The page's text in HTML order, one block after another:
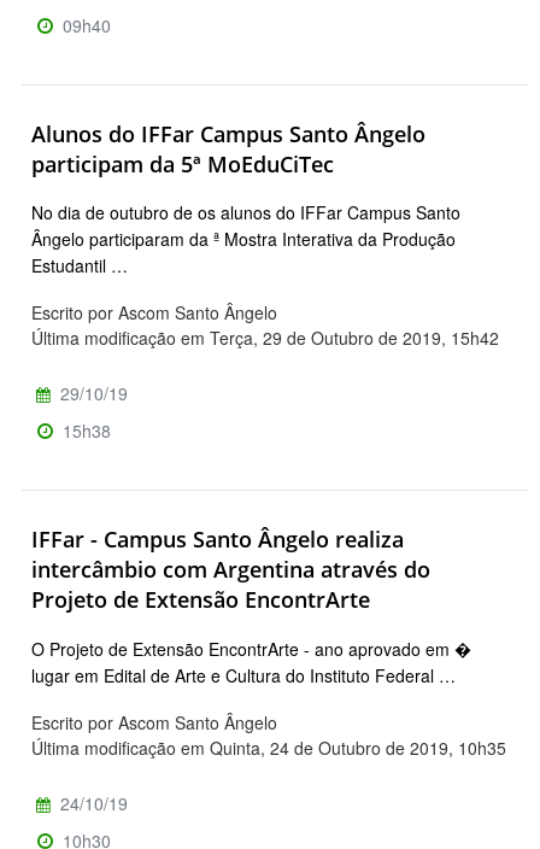
09h40
Alunos do IFFar Campus Santo Ângelo
participam da 5ª MoEduCiTec
No dia de outubro de os alunos do IFFar Campus Santo
Ângelo participaram da ª Mostra Interativa da Produção
Estudantil …
Escrito por Ascom Santo Ângelo
Última modificação em Terça, 29 de Outubro de 2019, 15h42
29/10/19
15h38
IFFar - Campus Santo Ângelo realiza
intercâmbio com Argentina através do
Projeto de Extensão EncontrArte
O Projeto de Extensão EncontrArte - ano aprovado em �
lugar em Edital de Arte e Cultura do Instituto Federal …
Escrito por Ascom Santo Ângelo
Última modificação em Quinta, 24 de Outubro de 2019, 10h35
24/10/19
10h30